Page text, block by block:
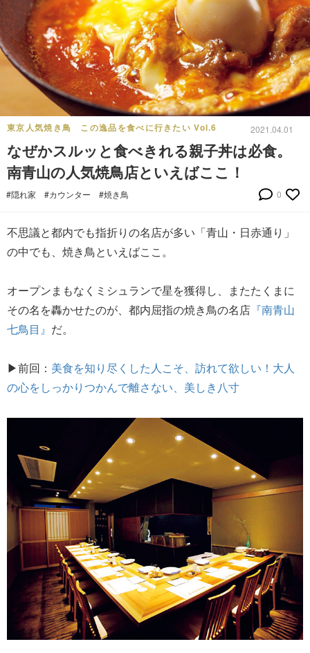
東京人気焼き鳥 この逸品を食べに行きたい Vol.6 2021.04.01
なぜかスルッと食べきれる親子丼は必食。
南青山の人気焼鳥店といえばここ！
#隠れ家 #カウンター #焼き鳥 0
不思議と都内でも指折りの名店が多い「青山・日赤通り」
の中でも、焼き鳥といえばここ。
オープンまもなくミシュランで星を獲得し、またたくまに
その名を轟かせたのが、都内屈指の焼き鳥の名店 『南青山
七鳥目』 だ。
▶前回： 美食を知り尽くした人こそ、訪れて欲しい！大人
の心をしっかりつかんで離さない、美しき八寸